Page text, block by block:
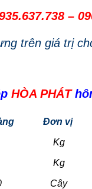
–
trên giá trị
HÒA PHÁT
Đơn vị
Kg
Kg
Cây